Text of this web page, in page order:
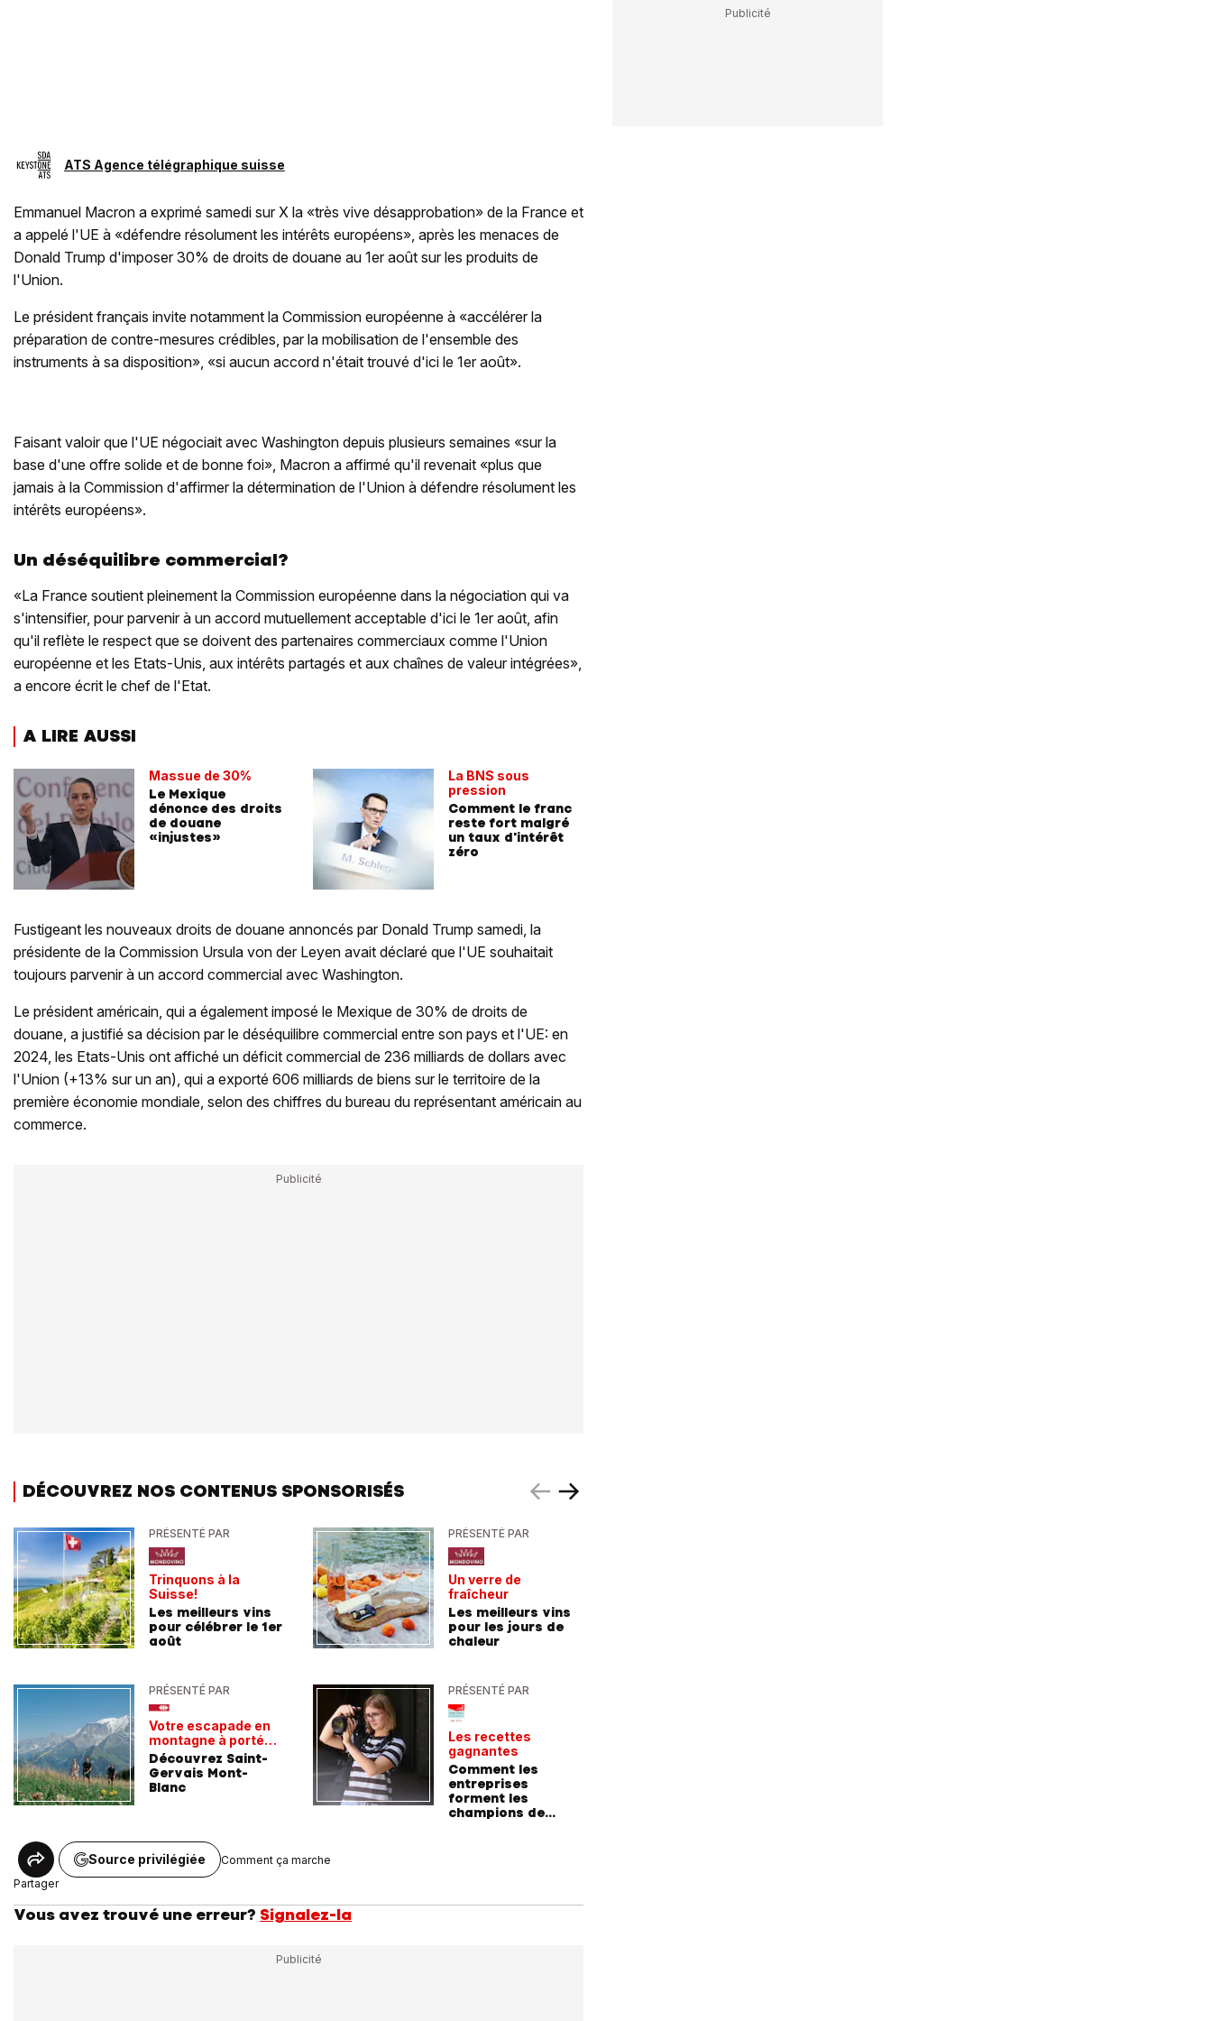
ATS Agence télégraphique suisse
Emmanuel Macron a exprimé samedi sur X la «très vive désapprobation» de la France et
a appelé l'UE à «défendre résolument les intérêts européens», après les menaces de
Donald Trump d'imposer 30% de droits de douane au 1er août sur les produits de
l'Union.
Le président français invite notamment la Commission européenne à «accélérer la
préparation de contre-mesures crédibles, par la mobilisation de l'ensemble des
instruments à sa disposition», «si aucun accord n'était trouvé d'ici le 1er août».
Faisant valoir que l'UE négociait avec Washington depuis plusieurs semaines «sur la
base d'une offre solide et de bonne foi», Macron a affirmé qu'il revenait «plus que
jamais à la Commission d'affirmer la détermination de l'Union à défendre résolument les
intérêts européens».
Un déséquilibre commercial?
«La France soutient pleinement la Commission européenne dans la négociation qui va
s'intensifier, pour parvenir à un accord mutuellement acceptable d'ici le 1er août, afin
qu'il reflète le respect que se doivent des partenaires commerciaux comme l'Union
européenne et les Etats-Unis, aux intérêts partagés et aux chaînes de valeur intégrées»,
a encore écrit le chef de l'Etat.
A LIRE AUSSI
Massue de 30%
Le Mexique
dénonce des droits
de douane
«injustes»
La BNS sous
pression
Comment le franc
reste fort malgré
un taux d'intérêt
zéro
Fustigeant les nouveaux droits de douane annoncés par Donald Trump samedi, la
présidente de la Commission Ursula von der Leyen avait déclaré que l'UE souhaitait
toujours parvenir à un accord commercial avec Washington.
Le président américain, qui a également imposé le Mexique de 30% de droits de
douane, a justifié sa décision par le déséquilibre commercial entre son pays et l'UE: en
2024, les Etats-Unis ont affiché un déficit commercial de 236 milliards de dollars avec
l'Union (+13% sur un an), qui a exporté 606 milliards de biens sur le territoire de la
première économie mondiale, selon des chiffres du bureau du représentant américain au
commerce.
DÉCOUVREZ NOS CONTENUS SPONSORISÉS
PRÉSENTÉ PAR
Trinquons à la
Suisse!
Les meilleurs vins
pour célébrer le 1er
août
PRÉSENTÉ PAR
Votre escapade en
montagne à portée
de train
Découvrez Saint-
Gervais Mont-
Blanc
PRÉSENTÉ PAR
Un verre de
fraîcheur
Les meilleurs vins
pour les jours de
chaleur
PRÉSENTÉ PAR
Les recettes
gagnantes
Comment les
entreprises
forment les
champions de
Partager
Source privilégiée Comment ça marche
Vous avez trouvé une erreur? Signalez-la